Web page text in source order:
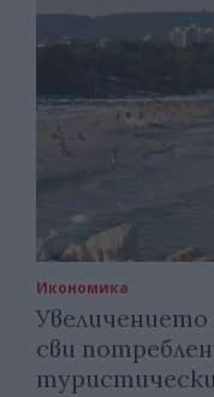
Икономика
сви